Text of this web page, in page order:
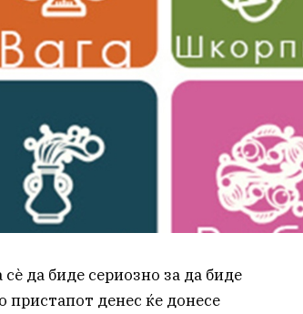
да биде сериозно за да биде
пристапот денес ќе донесе